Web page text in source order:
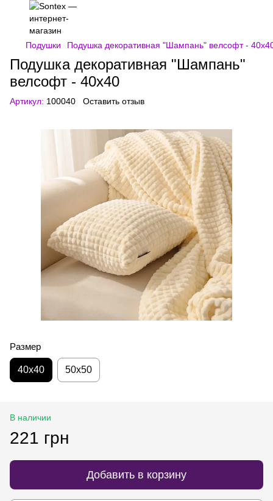
Подушки Подушка декоративная "Шампань" велсофт -
Подушка декоративная "Шампань"
велсофт - 40x40
Артикул: 100040 Оставить отзыв
Размер
40х40 50х50
В наличии
221 грн
Добавить в корзину